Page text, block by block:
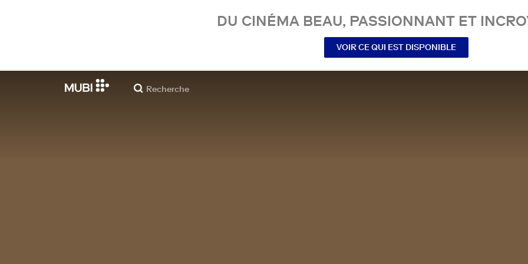
DU CINÉMA BEAU, PASSIONNANT ET
VOIR CE QUI EST DISPONIBLE